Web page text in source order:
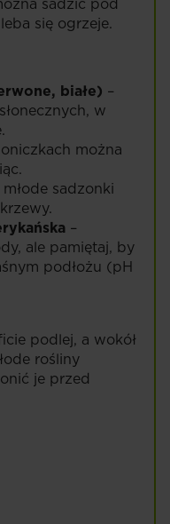
się ogrzeje.
białe) –
w
można
sadzonki
–
ale pamiętaj, by
podłożu (pH
podlej, a wokół
rośliny
je przed